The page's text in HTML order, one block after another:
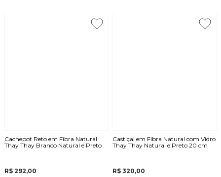
Cachepot Reto em Fibra Natural
Thay Thay Branco Natural e Preto
R$ 292,00
Castiçal em Fibra Natural com Vidro
Thay Thay Natural e Preto 20 cm
R$ 320,00